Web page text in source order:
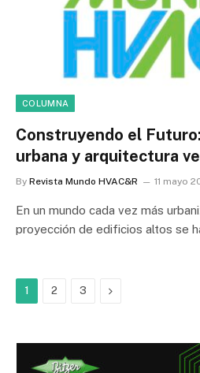
COLUMNA
Construyendo el
urbana y arquitectura
By Revista Mundo HVAC&R 11 mayo
En un mundo cada vez más
proyección de edificios altos se
1 2 3 Next